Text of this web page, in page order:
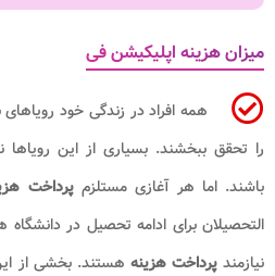
میزان هزینه اپلیکیشن فی
همه افراد در زندگی خود
را تحقق ببخشند. بسیاری از این
باشند. اما هر آغازی مستلزمپرداخت
التحصیلان برای ادامه تحصیل در
نیازمندپرداخت هزینه هستند. بخشی از